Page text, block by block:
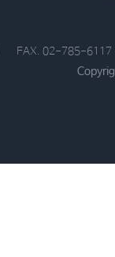
FAX. 02-785-6117